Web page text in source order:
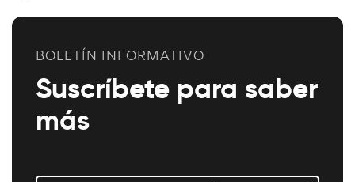
BOLETÍN INFORMATIVO
Suscríbete para saber
más